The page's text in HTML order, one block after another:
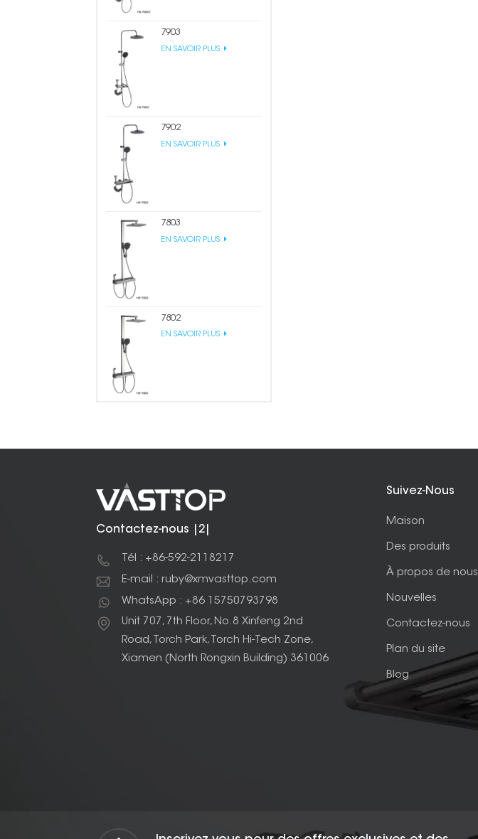
7903
EN SAVOIR PLUS
7902
EN SAVOIR PLUS
7803
EN SAVOIR PLUS
7802
EN SAVOIR PLUS
Contactez-nous |2|
Tél : +86-592-2118217
E-mail : ruby@xmvasttop.com
WhatsApp : +86 15750793798
Unit 707, 7th Floor, No.8 Xinfeng 2nd
Road, Torch Park, Torch Hi-Tech Zone,
Xiamen (North Rongxin Building) 361006
Suivez-Nous
Maison
Des produits
À propos de nous
Nouvelles
Contactez-nous
Plan du site
Blog